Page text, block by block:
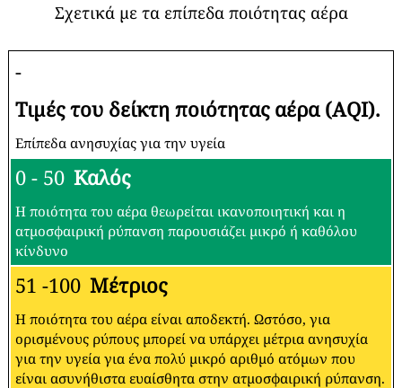
Σχετικά με τα επίπεδα ποιότητας αέρα
-
Τιμές του δείκτη ποιότητας αέρα (AQI).
Επίπεδα ανησυχίας για την υγεία
0 - 50 Καλός
Η ποιότητα του αέρα θεωρείται ικανοποιητική και η
ατμοσφαιρική ρύπανση παρουσιάζει μικρό ή καθόλου
κίνδυνο
51 -100 Μέτριος
Η ποιότητα του αέρα είναι αποδεκτή. Ωστόσο, για
ορισμένους ρύπους μπορεί να υπάρχει μέτρια ανησυχία
για την υγεία για ένα πολύ μικρό αριθμό ατόμων που
είναι ασυνήθιστα ευαίσθητα στην ατμοσφαιρική ρύπανση.